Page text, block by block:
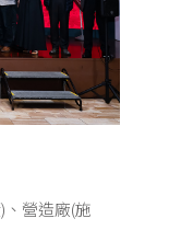
營造廠(施